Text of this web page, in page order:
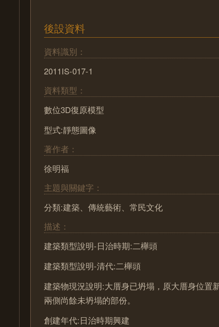
後設資料
資料識別：
2011IS-017-1
資料類型：
數位3D復原模型
型式:靜態圖像
著作者：
徐明福
主題與關鍵字：
分類:建築、傳統藝術、常民文化
描述：
建築類型說明-日治時期:二櫸頭
建築類型說明-清代:二櫸頭
建築物現況說明:大厝身已坍塌，原大厝身位置
兩側尚餘未坍塌的部份。
創建年代:日治時期興建